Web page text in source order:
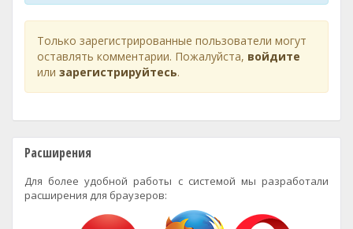
Только зарегистрированные пользователи могут
оставлять комментарии. Пожалуйста, войдите
или зарегистрируйтесь.
Расширения
Для более удобной работы с системой мы разработали
расширения для браузеров: